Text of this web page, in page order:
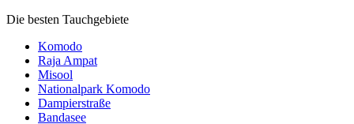
Die besten Tauchgebiete
Komodo
Raja Ampat
Misool
Nationalpark Komodo
Dampierstraße
Bandasee